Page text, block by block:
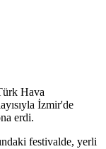
Hava
İzmir'de
erdi.
festivalde, yerli